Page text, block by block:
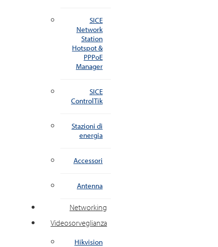
SICE
Network
Station
Hotspot &
PPPoE
Manager
SICE
ControlTik
Stazioni di
energia
Accessori
Antenna
Networking
Videosorveglianza
Hikvision